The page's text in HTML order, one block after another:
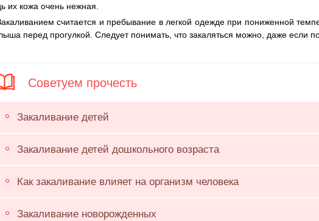
их кожа очень нежная.
считается и пребывание в легкой одежде при пониженной
перед прогулкой. Следует понимать, что закаляться можно, даже если
Советуем прочесть
Закаливание детей
Закаливание детей дошкольного возраста
Как закаливание влияет на организм человека
Закаливание новорожденных